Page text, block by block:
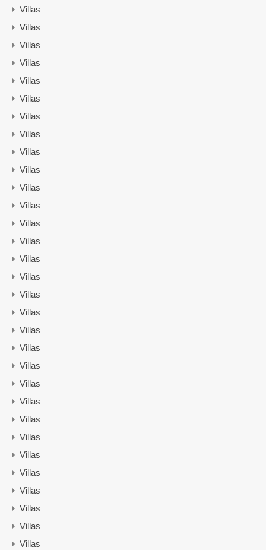
Villas
Villas
Villas
Villas
Villas
Villas
Villas
Villas
Villas
Villas
Villas
Villas
Villas
Villas
Villas
Villas
Villas
Villas
Villas
Villas
Villas
Villas
Villas
Villas
Villas
Villas
Villas
Villas
Villas
Villas
Villas